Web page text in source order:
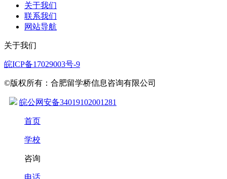
关于我们
联系我们
网站导航
关于我们
皖ICP备17029003号-9
©版权所有：合肥留学桥信息咨询有限公司
皖公网安备34019102001281
首页
学校
咨询